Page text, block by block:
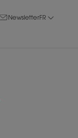
NewsletterFR